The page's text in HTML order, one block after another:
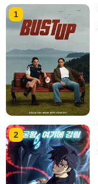
1
2